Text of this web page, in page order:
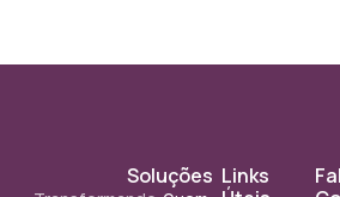
Soluções Links